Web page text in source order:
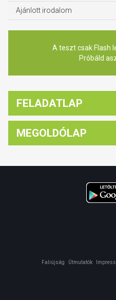
Ajánlott irodalom
A teszt csak Flash
Próbáld
FELADATLAP
MEGOLDÓLAP
Faliújság Útmutatók